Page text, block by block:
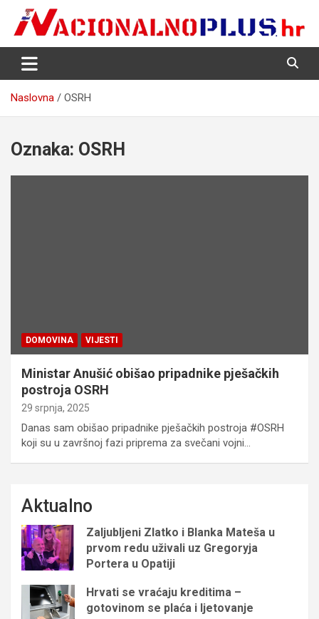
content
NacionalnoPlus.hr
Nacija želi znati više
Naslovna OSRH
Oznaka: OSRH
DOMOVINA VIJESTI
Ministar Anušić obišao pripadnike pješačkih
postroja OSRH
29 srpnja, 2025
Danas sam obišao pripadnike pješačkih postroja #OSRH
koji su u završnoj fazi priprema za svečani vojni…
Aktualno
Zaljubljeni Zlatko i Blanka Mateša u
prvom redu uživali uz Gregoryja
Portera u Opatiji
Hrvati se vraćaju kreditima –
gotovinom se plaća i ljetovanje